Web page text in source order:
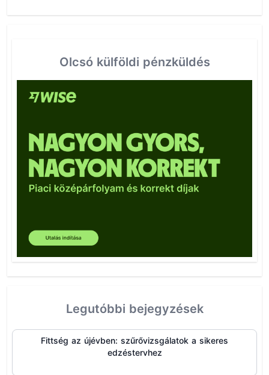
Olcsó külföldi pénzküldés
Legutóbbi bejegyzések
Fittség az újévben: szűrővizsgálatok a sikeres
edzéstervhez